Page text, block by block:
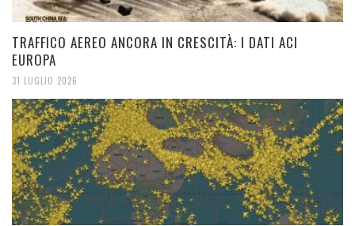
TRAFFICO AEREO ANCORA IN CRESCITÀ: I DATI ACI
EUROPA
31 LUGLIO 2026